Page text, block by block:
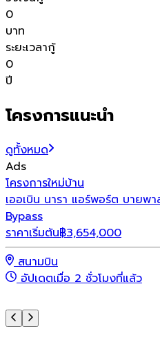
0
บาท
ระยะเวลากู้
0
ปี
โครงการแนะนำ
ดูทั้งหมด
Ads
โครงการใหม่บ้าน
เออเบิน นารา แอร์พอร์ต บาย
Bypass
ราคาเริ่มต้น฿3,654,000
สนามบิน
อัปเดตเมื่อ 2 ชั่วโมงที่แล้ว